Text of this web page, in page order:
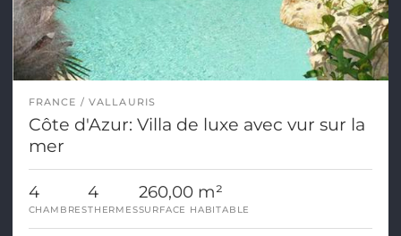
FRANCE VALLAURIS
Côte d'Azur: Villa de luxe avec vur sur la
mer
4
CHAMBRES
4
THERMES
260,00 m²
SURFACE HABITABLE